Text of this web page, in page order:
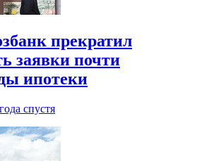
прекратил
заявки почти
ипотеки
спустя